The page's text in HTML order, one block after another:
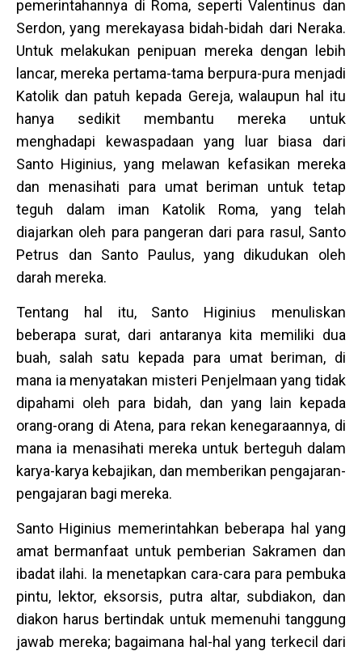
pemerintahannya di Roma, seperti Valentinus dan
Serdon, yang merekayasa bidah-bidah dari Neraka.
Untuk melakukan penipuan mereka dengan lebih
lancar, mereka pertama-tama berpura-pura menjadi
Katolik dan patuh kepada Gereja, walaupun hal itu
hanya sedikit membantu mereka untuk
menghadapi kewaspadaan yang luar biasa dari
Santo Higinius, yang melawan kefasikan mereka
dan menasihati para umat beriman untuk tetap
teguh dalam iman Katolik Roma, yang telah
diajarkan oleh para pangeran dari para rasul, Santo
Petrus dan Santo Paulus, yang dikudukan oleh
darah mereka.
Tentang hal itu, Santo Higinius menuliskan
beberapa surat, dari antaranya kita memiliki dua
buah, salah satu kepada para umat beriman, di
mana ia menyatakan misteri Penjelmaan yang tidak
dipahami oleh para bidah, dan yang lain kepada
orang-orang di Atena, para rekan kenegaraannya, di
mana ia menasihati mereka untuk berteguh dalam
karya-karya kebajikan, dan memberikan pengajaran-
pengajaran bagi mereka.
Santo Higinius memerintahkan beberapa hal yang
amat bermanfaat untuk pemberian Sakramen dan
ibadat ilahi. Ia menetapkan cara-cara para pembuka
pintu, lektor, eksorsis, putra altar, subdiakon, dan
diakon harus bertindak untuk memenuhi tanggung
jawab mereka; bagaimana hal-hal yang terkecil dari